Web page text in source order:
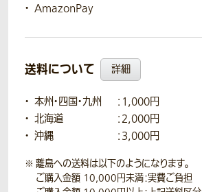
AmazonPay
送料について 詳細
本州・四国・九州
：1,000円
北海道
：2,000円
沖縄
：3,000円
離島への送料は以下のようになります。
ご購入金額 10,000円未満：実費ご負担